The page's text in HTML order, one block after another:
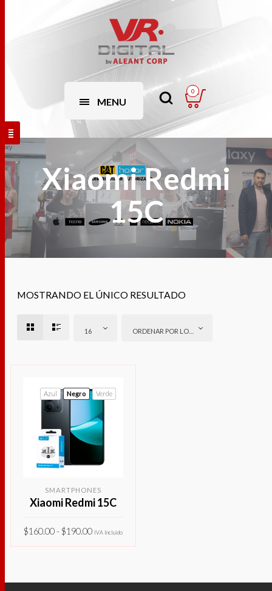
MENU
0
Xiaomi Redmi
15C
MOSTRANDO EL ÚNICO RESULTADO
16 ORDENAR POR LOS ÚLTIMOS
Azul Negro Verde
SMARTPHONES
Xiaomi Redmi 15C
$160.00- $190.00de
IVA Incluido
tiene